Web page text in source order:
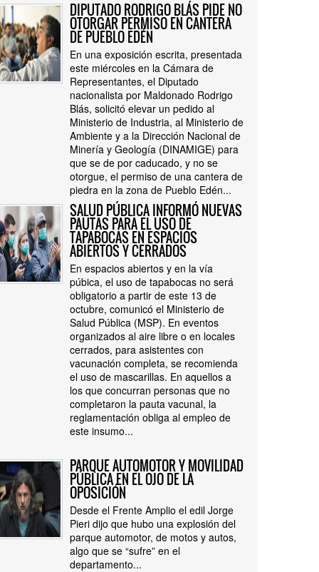
DIPUTADO RODRIGO BLÁS PIDE NO
OTORGAR PERMISO EN CANTERA
DE PUEBLO EDÉN
En una exposición escrita, presentada
este miércoles en la Cámara de
Representantes, el Diputado
nacionalista por Maldonado Rodrigo
Blás, solicitó elevar un pedido al
Ministerio de Industria, al Ministerio de
Ambiente y a la Dirección Nacional de
Minería y Geología (DINAMIGE) para
que se de por caducado, y no se
otorgue, el permiso de una cantera de
piedra en la zona de Pueblo Edén...
SALUD PÚBLICA INFORMÓ NUEVAS
PAUTAS PARA EL USO DE
TAPABOCAS EN ESPACIOS
ABIERTOS Y CERRADOS
En espacios abiertos y en la vía
púbica, el uso de tapabocas no será
obligatorio a partir de este 13 de
octubre, comunicó el Ministerio de
Salud Pública (MSP). En eventos
organizados al aire libre o en locales
cerrados, para asistentes con
vacunación completa, se recomienda
el uso de mascarillas. En aquellos a
los que concurran personas que no
completaron la pauta vacunal, la
reglamentación obliga al empleo de
este insumo...
PARQUE AUTOMOTOR Y MOVILIDAD
PÚBLICA EN EL OJO DE LA
OPOSICIÓN
Desde el Frente Amplio el edil Jorge
Pieri dijo que hubo una explosión del
parque automotor, de motos y autos,
algo que se “sufre” en el
departamento...